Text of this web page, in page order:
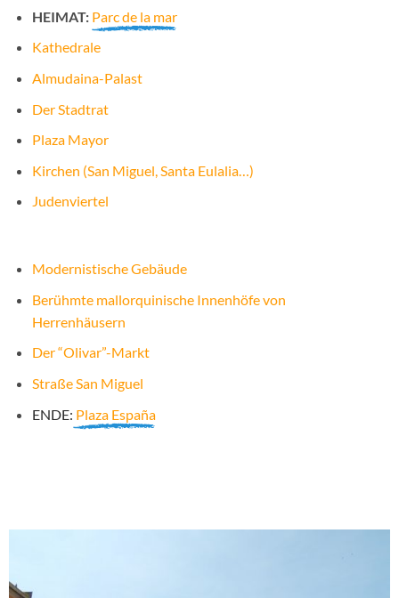
HEIMAT: Parc de la mar
Kathedrale
Almudaina-Palast
Der Stadtrat
Plaza Mayor
Kirchen (San Miguel, Santa Eulalia…)
Judenviertel
Modernistische Gebäude
Berühmte mallorquinische Innenhöfe von
Herrenhäusern
Der “Olivar”-Markt
Straße San Miguel
ENDE: Plaza España